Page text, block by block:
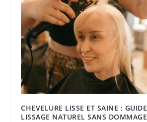
CHEVELURE LISSE ET SAINE :
LISSAGE NATUREL SANS DOMMAGE